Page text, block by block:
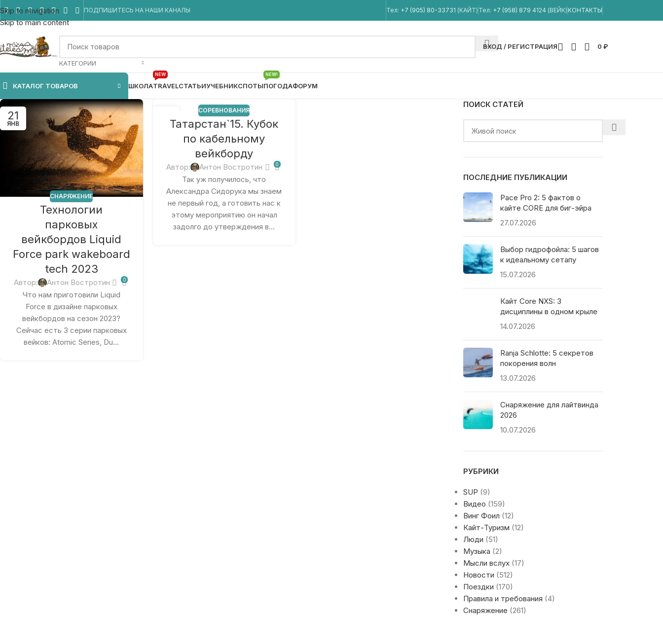
Skip to navigation
Skip to main content
ПОДПИШИТЕСЬ НА НАШИ КАНАЛЫ
Тел: +7 (905) 80-33731 (КАЙТ) Тел: +7 (958) 879 4124 (ВЕЙК) КОНТАКТЫ
КАТЕГОРИИ
ВХОД / РЕГИСТРАЦИЯ 0 ₽
КАТАЛОГ ТОВАРОВ ШКОЛАTRAVEL
NEW
СТАТЬИУЧЕБНИКСПОТЫПОГОДА
NEW!
ФОРУМ
21
ЯНВ
СНАРЯЖЕНИЕ
Технологии
парковых
вейкбордов Liquid
Force park wakeboard
tech 2023
Автор: Антон Востротин 0
Что нам приготовили Liquid
Force в дизайне парковых
вейкбордов на сезон 2023?
Сейчас есть 3 серии парковых
вейков: Atomic Series, Du...
СОРЕВНОВАНИЯ
Татарстан`15. Кубок
по кабельному
вейкборду
Автор: Антон Востротин 0
Так уж получилось, что
Александра Сидорука мы знаем
не первый год, а готовить нас к
этому мероприятию он начал
задолго до утверждения в...
ПОИСК СТАТЕЙ
ПОСЛЕДНИЕ ПУБЛИКАЦИИ
Pace Pro 2: 5 фактов о
кайте CORE для биг-эйра
27.07.2026
Выбор гидрофойла: 5 шагов
к идеальному сетапу
15.07.2026
Кайт Core NXS: 3
дисциплины в одном крыле
14.07.2026
Ranja Schlotte: 5 секретов
покорения волн
13.07.2026
Снаряжение для лайтвинда
2026
10.07.2026
РУБРИКИ
SUP (9)
Видео (159)
Винг Фоил (12)
Кайт-Туризм (12)
Люди (51)
Музыка (2)
Мысли вслух(17)
Новости (512)
Поездки (170)
Правила и требования (4)
Снаряжение (261)